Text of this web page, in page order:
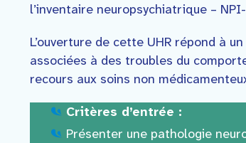
l’inventaire neuropsychiatrique –
L’ouverture de cette UHR répond à
associées à des troubles du
recours aux soins non
Critères d’entrée :
Présenter une pathologie